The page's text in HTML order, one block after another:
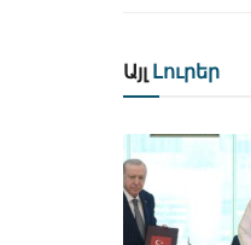
Այլ Լուրեր